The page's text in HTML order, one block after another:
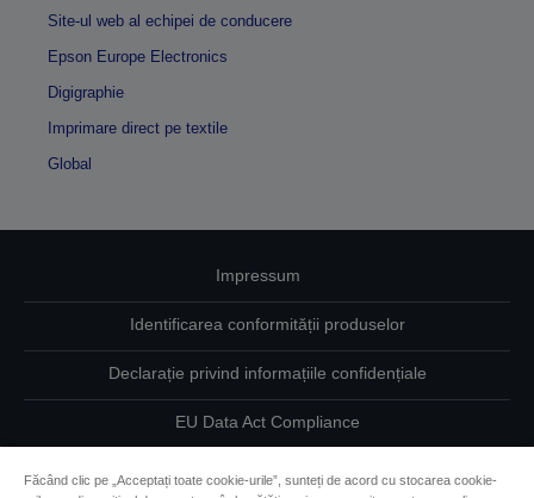
Site-ul web al echipei de conducere
Epson Europe Electronics
Digigraphie
Imprimare direct pe textile
Global
Impressum
Identificarea conformității produselor
Declarație privind informațiile confidențiale
EU Data Act Compliance
Contactaţi-ne în legătură cu datele dumneavoastră
Făcând clic pe „Acceptați toate cookie-urile”, sunteți de acord cu stocarea cookie-